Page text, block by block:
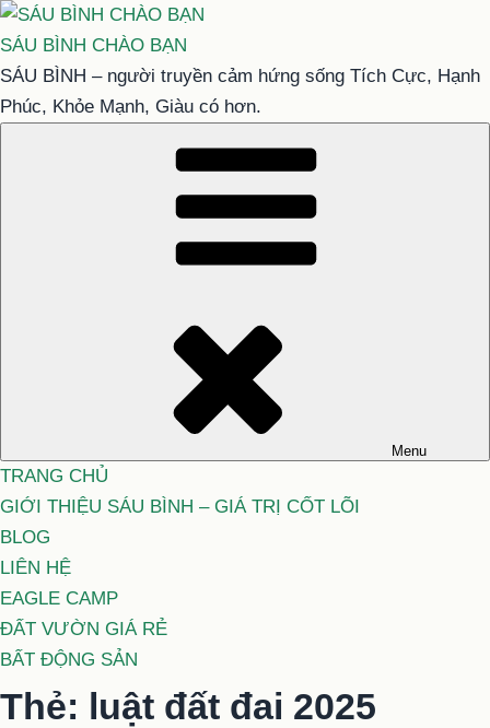
Chuyển
đến
phần
nội
SÁU BÌNH CHÀO BẠN
SÁU BÌNH – người truyền cảm hứng sống Tích Cực, Hạnh
Phúc, Khỏe Mạnh, Giàu có hơn.
Menu
TRANG CHỦ
GIỚI THIỆU SÁU BÌNH – GIÁ TRỊ CỐT LÕI
BLOG
LIÊN HỆ
EAGLE CAMP
ĐẤT VƯỜN GIÁ RẺ
BẤT ĐỘNG SẢN
Thẻ: luật đất đai 2025